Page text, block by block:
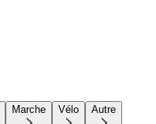
Marche Vélo Autre